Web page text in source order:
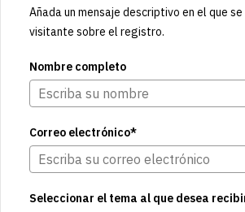
Añada un mensaje descriptivo en el que
visitante sobre el registro.
Nombre completo
Correo electrónico*
Seleccionar el tema al que desea